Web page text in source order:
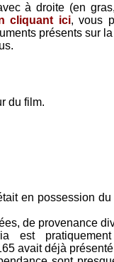
à droite (en
cliquant ici, vous
présents sur
du film.
en possession
de provenance
est
avait déjà